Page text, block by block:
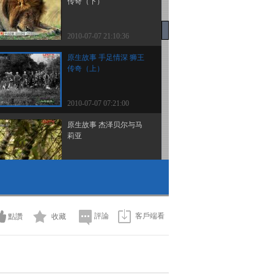
2010-07-07 21:10:36
原生故事 手足情深 狮王
传奇（上）
2010-07-07 07:21:00
原生故事 杰泽贝尔与马
莉亚
2010-07-02 21:10:10
點讚 收藏 評論 客戶端看